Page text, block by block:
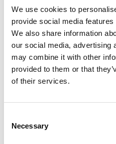
We use cookies to
provide social media
We also share information
our social media, advertising
may combine it with other
provided to them or that
of their services.
Selection
Necessary
AJOUTER
AU PANIER
€120,00